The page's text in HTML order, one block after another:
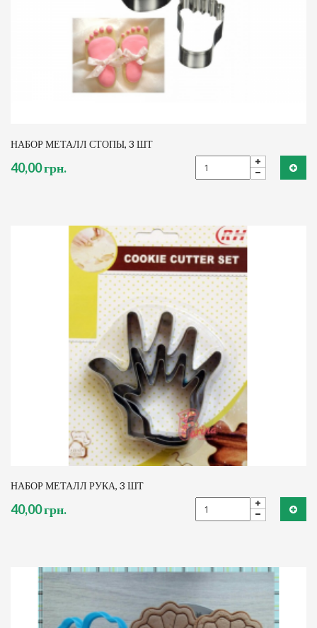
НАБОР МЕТАЛЛ СТОПЫ, 3 ШТ
40,00 грн.
НАБОР МЕТАЛЛ РУКА, 3 ШТ
40,00 грн.